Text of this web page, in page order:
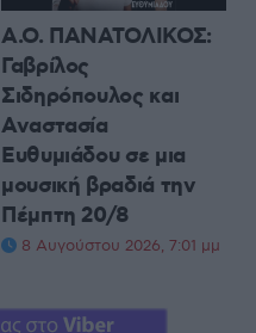
Α.Ο. ΠΑΝΑΤΟΛΙΚΟΣ:
Γαβρίλος
Σιδηρόπουλος και
Αναστασία
Ευθυμιάδου σε μια
μουσική βραδιά την
Πέμπτη 20/8
8 Αυγούστου 2026, 7:01 μμ